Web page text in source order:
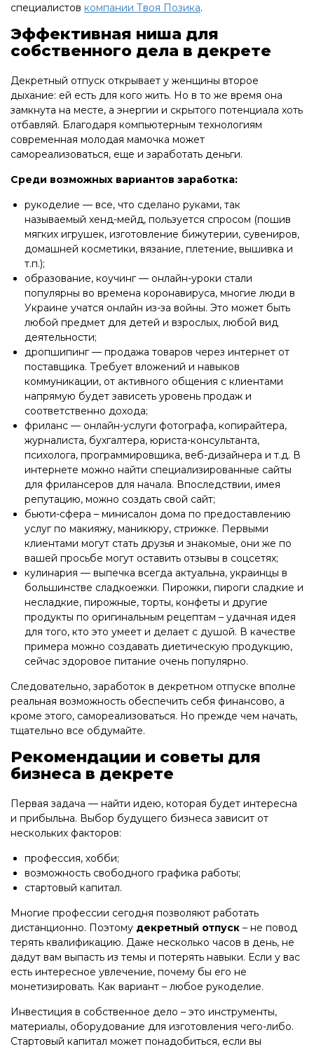
специалистов компании Твоя Позика.
Эффективная ниша для
собственного дела в декрете
Декретный отпуск открывает у женщины второе
дыхание: ей есть для кого жить. Но в то же время она
замкнута на месте, а энергии и скрытого потенциала хоть
отбавляй. Благодаря компьютерным технологиям
современная молодая мамочка может
самореализоваться, еще и заработать деньги.
Среди возможных вариантов заработка:
рукоделие — все, что сделано руками, так
называемый хенд-мейд, пользуется спросом (пошив
мягких игрушек, изготовление бижутерии, сувениров,
домашней косметики, вязание, плетение, вышивка и
т.п.);
образование, коучинг — онлайн-уроки стали
популярны во времена коронавируса, многие люди в
Украине учатся онлайн из-за войны. Это может быть
любой предмет для детей и взрослых, любой вид
деятельности;
дропшипинг — продажа товаров через интернет от
поставщика. Требует вложений и навыков
коммуникации, от активного общения с клиентами
напрямую будет зависеть уровень продаж и
соответственно дохода;
фриланс — онлайн-услуги фотографа, копирайтера,
журналиста, бухгалтера, юриста-консультанта,
психолога, программировщика, веб-дизайнера и т.д. В
интернете можно найти специализированные сайты
для фрилансеров для начала. Впоследствии, имея
репутацию, можно создать свой сайт;
бьюти-сфера – минисалон дома по предоставлению
услуг по макияжу, маникюру, стрижке. Первыми
клиентами могут стать друзья и знакомые, они же по
вашей просьбе могут оставить отзывы в соцсетях;
кулинария — выпечка всегда актуальна, украинцы в
большинстве сладкоежки. Пирожки, пироги сладкие и
несладкие, пирожные, торты, конфеты и другие
продукты по оригинальным рецептам – удачная идея
для того, кто это умеет и делает с душой. В качестве
примера можно создавать диетическую продукцию,
сейчас здоровое питание очень популярно.
Следовательно, заработок в декретном отпуске вполне
реальная возможность обеспечить себя финансово, а
кроме этого, самореализоваться. Но прежде чем начать,
тщательно все обдумайте.
Рекомендации и советы для
бизнеса в декрете
Первая задача — найти идею, которая будет интересна
и прибыльна. Выбор будущего бизнеса зависит от
нескольких факторов:
профессия, хобби;
возможность свободного графика работы;
стартовый капитал.
Многие профессии сегодня позволяют работать
дистанционно. Поэтому декретный отпуск – не повод
терять квалификацию. Даже несколько часов в день, не
дадут вам выпасть из темы и потерять навыки. Если у вас
есть интересное увлечение, почему бы его не
монетизировать. Как вариант – любое рукоделие.
Инвестиция в собственное дело – это инструменты,
материалы, оборудование для изготовления чего-либо.
Стартовый капитал может понадобиться, если вы